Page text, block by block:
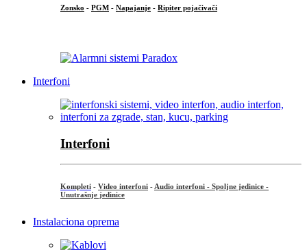
Zonsko - PGM - Napajanje - Ripiter pojačivači
Interfoni
Interfoni
Kompleti - Video interfoni - Audio interfoni - Spoljne jedinice -
Unutrašnje jedinice
Instalaciona oprema